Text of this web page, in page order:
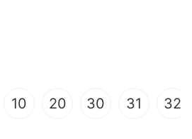
10 20 30 31 32